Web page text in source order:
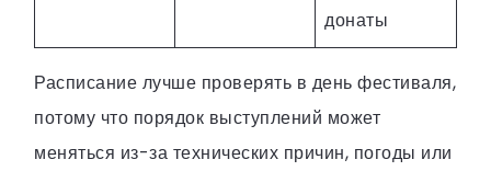
донаты
Расписание лучше проверять в день фестиваля,
потому что порядок выступлений может
меняться из-за технических причин, погоды или